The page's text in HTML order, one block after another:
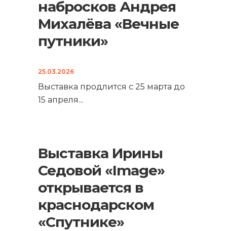
набросков Андрея
Михалёва «Вечные
путники»
25.03.2026
Выставка продлится с 25 марта до
15 апреля...
Выставка Ирины
Седовой «Image»
открывается в
краснодарском
«Спутнике»